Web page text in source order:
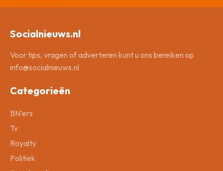
Socialnieuws.nl
Voor tips, vragen of adverteren kunt u ons bereiken op
info@socialnieuws.nl
Categorieën
BN’ers
Tv
Royalty
Politiek